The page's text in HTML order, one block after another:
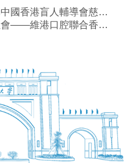
香港盲人輔導會慈善活動
聯合香港盲人輔導會舉辦慈善午宴